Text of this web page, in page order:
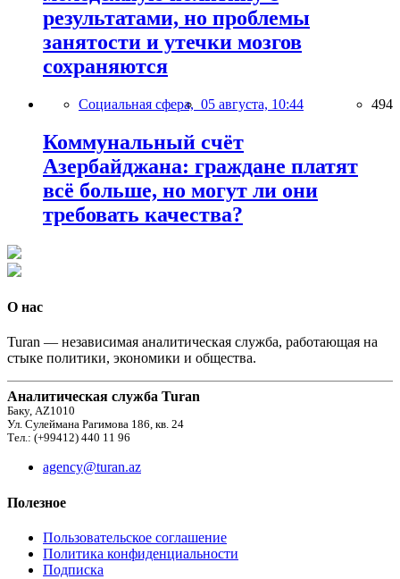
результатами, но проблемы
занятости и утечки мозгов
сохраняются
Социальная сфера, 05 августа, 10:44 494
Коммунальный счёт
Азербайджана: граждане платят
всё больше, но могут ли они
требовать качества?
О нас
Turan — независимая аналитическая служба, работающая на
стыке политики, экономики и общества.
Аналитическая служба Turan
Баку, AZ1010
Ул. Сулеймана Рагимова 186, кв. 24
Тел.: (+99412) 440 11 96
agency@turan.az
Полезное
Пользовательское соглашение
Политика конфиденциальности
Подписка